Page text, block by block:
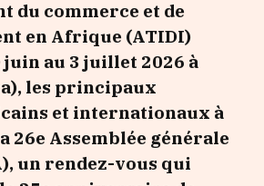
du commerce et de
en Afrique (ATIDI)
au 3 juillet 2026 à
les principaux
et internationaux à
26e Assemblée générale
un rendez-vous qui